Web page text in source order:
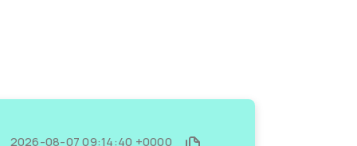
2026-08-07 09:14:40 +0000